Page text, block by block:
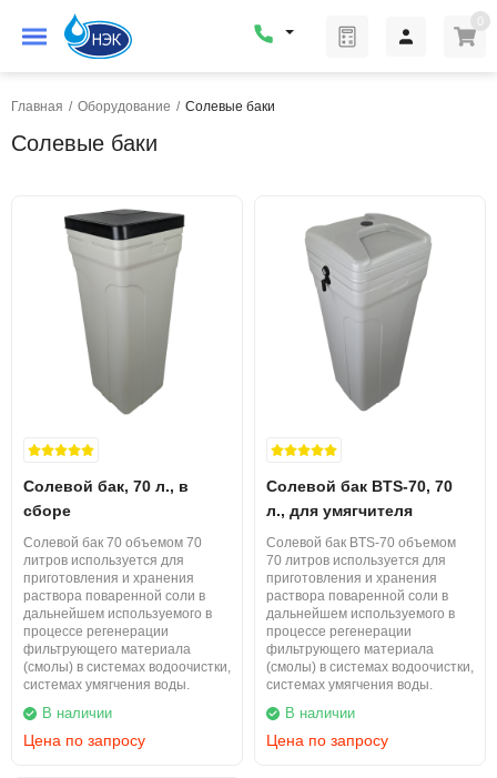
0
Главная / Оборудование / Солевые баки
Солевые баки
Солевой бак, 70 л., в
сборе
Солевой бак 70 объемом 70
литров используется для
приготовления и хранения
раствора поваренной соли в
дальнейшем используемого в
процессе регенерации
фильтрующего материала
(смолы) в системах водоочистки,
системах умягчения воды.
В наличии
Цена по запросу
Солевой бак BTS-70, 70
л., для умягчителя
Солевой бак BTS-70 объемом
70 литров используется для
приготовления и хранения
раствора поваренной соли в
дальнейшем используемого в
процессе регенерации
фильтрующего материала
(смолы) в системах водоочистки,
системах умягчения воды.
В наличии
Цена по запросу